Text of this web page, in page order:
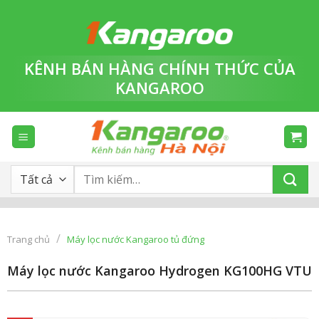
dungKÊNH BÁN HÀNG CHÍNH THỨC CỦA
KANGAROO
Tìm
Trang chủ / Máy lọc nước Kangaroo tủ đứng
Máy lọc nước Kangaroo Hydrogen KG100HG VTU